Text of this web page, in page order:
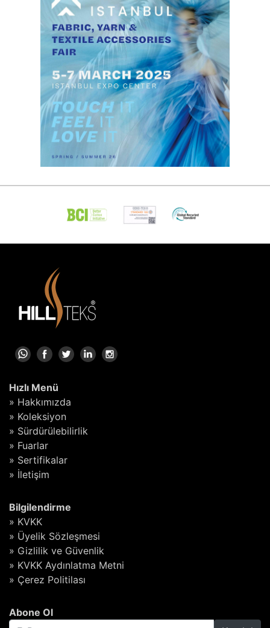
Hızlı Menü
» Hakkımızda
» Koleksiyon
» Sürdürülebilirlik
» Fuarlar
» Sertifikalar
» İletişim
Bilgilendirme
» KVKK
» Üyelik Sözleşmesi
» Gizlilik ve Güvenlik
» KVKK Aydınlatma Metni
» Çerez Politilası
Abone Ol